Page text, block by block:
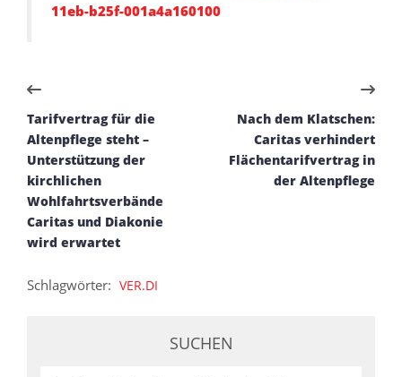
11eb-b25f-001a4a160100
Tarifvertrag für die
Altenpflege steht –
Unterstützung der
kirchlichen
Wohlfahrtsverbände
Caritas und Diakonie
wird erwartet
Nach dem Klatschen:
Caritas verhindert
Flächentarifvertrag in
der Altenpflege
Schlagwörter: VER.DI
SUCHEN